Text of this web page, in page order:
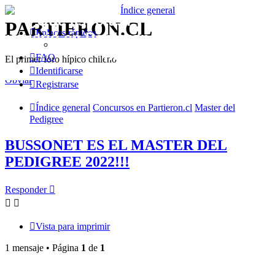
¿Qué esperas? Regístrate como
usuario en Partieron.cl y participa con
nosotros!!
PARTIERON.CL
El primer foro hípico chileno
Obviar
Enlaces rápidos
FAQ
Identificarse
Registrarse
Índice general Concursos en Partieron.cl Master del
Pedigree
BUSSONET ES EL MASTER DEL
PEDIGREE 2022!!!
Responder
Vista para imprimir
1 mensaje • Página 1 de 1